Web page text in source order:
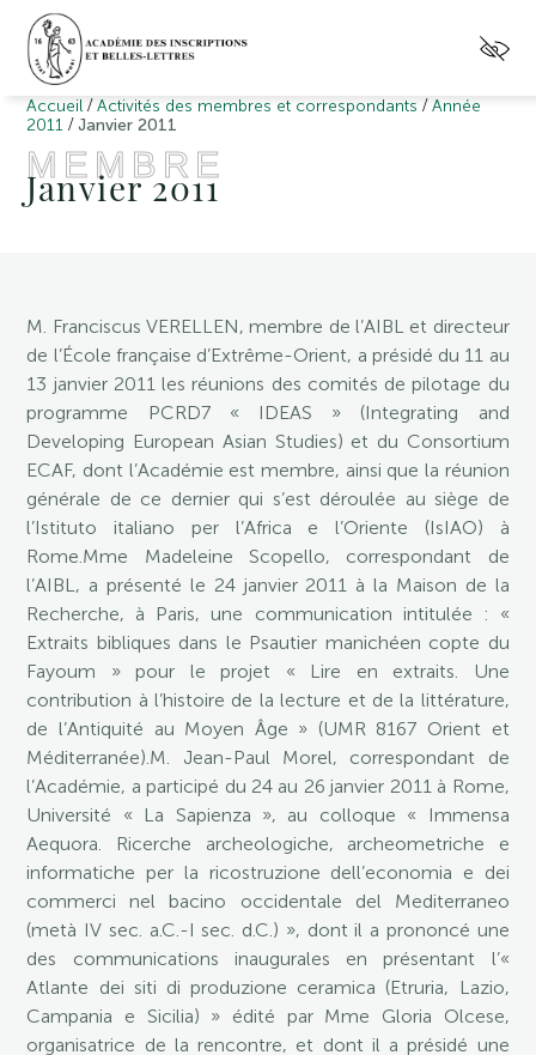
Accueil /Activités des membres et correspondants /Année
2011 /Janvier 2011
MEMBRE
Janvier 2011
M. Franciscus VERELLEN, membre de l’AIBL et directeur
de l’École française d’Extrême-Orient, a présidé du 11 au
13 janvier 2011 les réunions des comités de pilotage du
programme PCRD7 « IDEAS » (Integrating and
Developing European Asian Studies) et du Consortium
ECAF, dont l’Académie est membre, ainsi que la réunion
générale de ce dernier qui s’est déroulée au siège de
l’Istituto italiano per l’Africa e l’Oriente (IsIAO) à
Rome.Mme Madeleine Scopello, correspondant de
l’AIBL, a présenté le 24 janvier 2011 à la Maison de la
Recherche, à Paris, une communication intitulée : «
Extraits bibliques dans le Psautier manichéen copte du
Fayoum » pour le projet « Lire en extraits. Une
contribution à l’histoire de la lecture et de la littérature,
de l’Antiquité au Moyen Âge » (UMR 8167 Orient et
Méditerranée).M. Jean-Paul Morel, correspondant de
l’Académie, a participé du 24 au 26 janvier 2011 à Rome,
Université « La Sapienza », au colloque « Immensa
Aequora. Ricerche archeologiche, archeometriche e
informatiche per la ricostruzione dell’economia e dei
commerci nel bacino occidentale del Mediterraneo
(metà IV sec. a.C.-I sec. d.C.) », dont il a prononcé une
des communications inaugurales en présentant l’«
Atlante dei siti di produzione ceramica (Etruria, Lazio,
Campania e Sicilia) » édité par Mme Gloria Olcese,
organisatrice de la rencontre, et dont il a présidé une